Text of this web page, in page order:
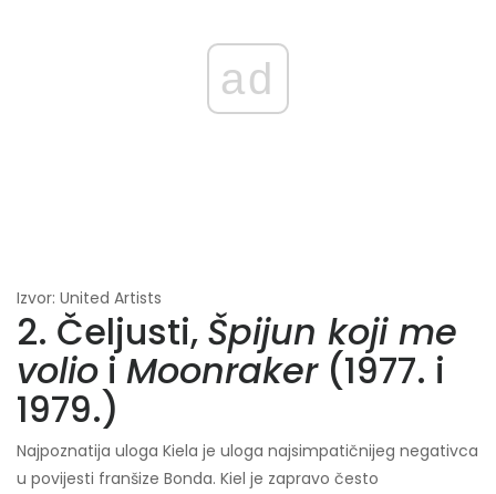
ad
Izvor: United Artists
2. Čeljusti, Špijun koji me
volio iMoonraker(1977. i
1979.)
Najpoznatija uloga Kiela je uloga najsimpatičnijeg negativca
u povijesti franšize Bonda. Kiel je zapravo često